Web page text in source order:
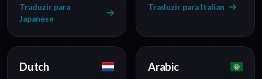
Traduzir para
Japanese
Traduzir para Italian
Dutch Arabic